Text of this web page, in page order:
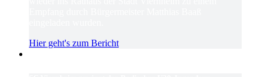
Hier geht's zum Bericht